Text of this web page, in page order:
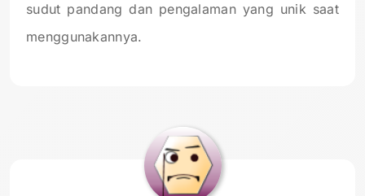
sudut pandang dan pengalaman yang unik saat
menggunakannya.